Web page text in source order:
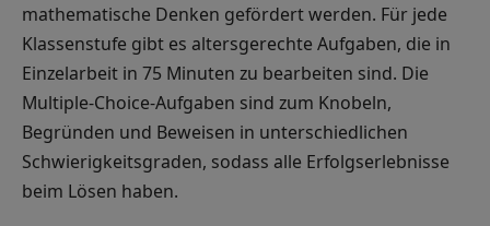
mathematische Denken gefördert werden. Für jede
Klassenstufe gibt es altersgerechte Aufgaben, die in
Einzelarbeit in 75 Minuten zu bearbeiten sind. Die
Multiple-Choice-Aufgaben sind zum Knobeln,
Begründen und Beweisen in unterschiedlichen
Schwierigkeitsgraden, sodass alle Erfolgserlebnisse
beim Lösen haben.